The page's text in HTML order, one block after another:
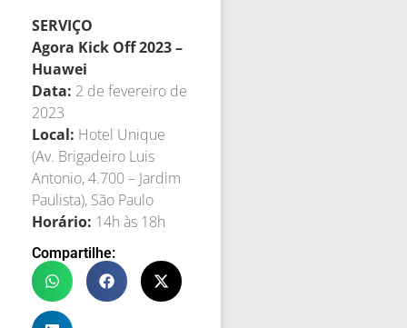
SERVIÇO
Agora Kick Off 2023 –
Huawei
Data: 2 de fevereiro de
2023
Local: Hotel Unique
(Av. Brigadeiro Luis
Antonio, 4.700 – Jardim
Paulista), São Paulo
Horário: 14h às 18h
Compartilhe: